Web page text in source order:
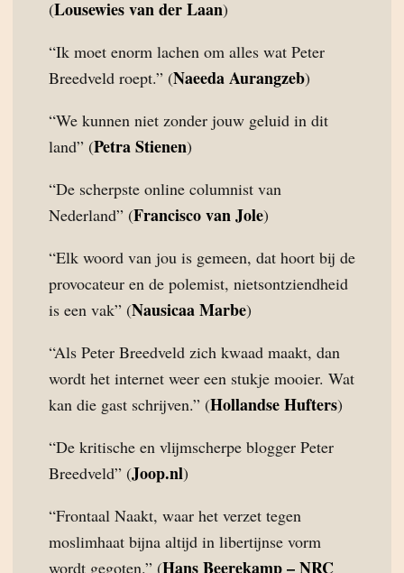
(Lousewies van der Laan)
“Ik moet enorm lachen om alles wat Peter
Breedveld roept.” (Naeeda Aurangzeb)
“We kunnen niet zonder jouw geluid in dit
land” (Petra Stienen)
“De scherpste online columnist van
Nederland” (Francisco van Jole)
“Elk woord van jou is gemeen, dat hoort bij de
provocateur en de polemist, nietsontziendheid
is een vak” (Nausicaa Marbe)
“Als Peter Breedveld zich kwaad maakt, dan
wordt het internet weer een stukje mooier. Wat
kan die gast schrijven.” (Hollandse Hufters)
“De kritische en vlijmscherpe blogger Peter
Breedveld” (Joop.nl)
“Frontaal Naakt, waar het verzet tegen
moslimhaat bijna altijd in libertijnse vorm
wordt gegoten.” (Hans Beerekamp – NRC